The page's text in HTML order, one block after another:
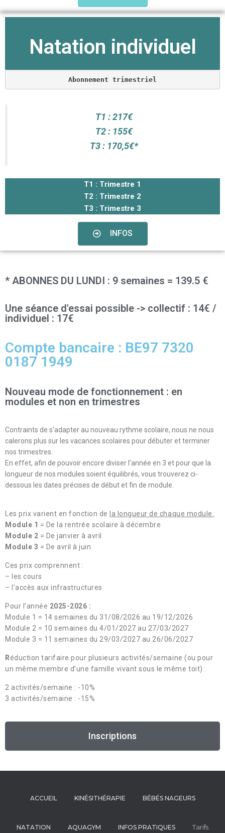
Natation individuel
Abonnement trimestriel
T1 : 217€
T2 : 155€
T3 : 170,5€*
T1 : Trimestre 1
T2 : Trimestre 2
T3 : Trimestre 3
INFOS
* ABONNES DU LUNDI : 9 semaines = 139.5 €
Une séance d'essai possible -> collectif : 14€ /
individuel : 17€
Compte bancaire : BE97 7320
0187 1949
Nouveau mode de fonctionnement : en
modules et non en trimestres
Contraints de s’adapter au nouveau rythme scolaire, nous ne nous
calerons plus sur les vacances scolaires pour débuter et terminer
nos trimestres.
En effet, afin de pouvoir encore diviser l’année en 3 et pour que la
longueur de nos modules soient équilibrés, vous trouverez ci-
dessous les dates précises de début et fin de module.
Les prix varient en fonction de
la longueur de chaque module.
Module 1 = De la rentrée scolaire à décembre
Module 2 = De janvier à avril
Module 3 = De avril à juin
Ces prix comprennent :
– les cours
– l’accès aux infrastructures
Pour l’année 2025-2026 :
Module 1 = 14 semaines du 31/08/2026 au 19/12/2026
Module 2 = 10 semaines du 4/01/2027 au 27/03/2027
Module 3 = 11 semaines du 29/03/2027 au 26/06/2027
Réduction tarifaire pour plusieurs activités/semaine (ou pour
un même membre d’une famille vivant sous le même toit) :
2 activités/semaine : -10%
3 activités/semaine : -15%
Inscriptions
ACCUEIL KINÉSITHÉRAPIE BÉBÉS NAGEURS
NATATION AQUAGYM INFOS PRATIQUES Tarifs